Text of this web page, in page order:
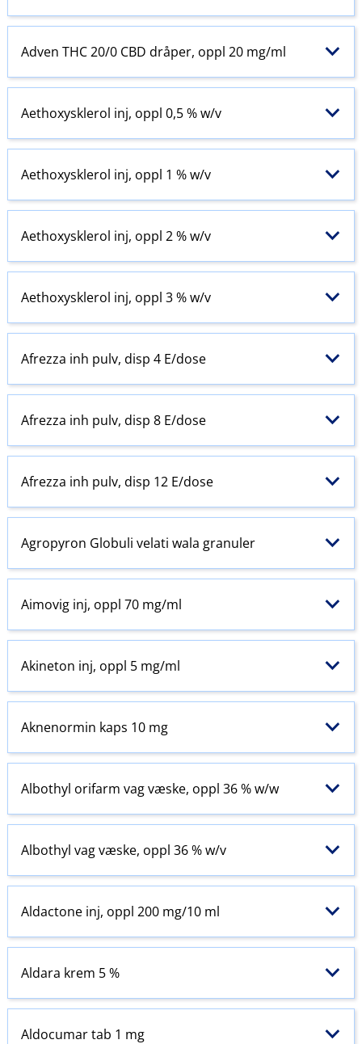
Adven THC 20/0 CBD dråper, oppl 20 mg/ml
Aethoxysklerol inj, oppl 0,5 % w​/​v
Aethoxysklerol inj, oppl 1 % w​/​v
Aethoxysklerol inj, oppl 2 % w​/​v
Aethoxysklerol inj, oppl 3 % w​/​v
Afrezza inh pulv, disp 4 E​/​dose
Afrezza inh pulv, disp 8 E​/​dose
Afrezza inh pulv, disp 12 E​/​dose
Agropyron Globuli velati wala granuler
Aimovig inj, oppl 70 mg/ml
Akineton inj, oppl 5 mg/ml
Aknenormin kaps 10 mg
Albothyl orifarm vag væske, oppl 36 % w​/​w
Albothyl vag væske, oppl 36 % w​/​v
Aldactone inj, oppl 200 mg/10 ml
Aldara krem 5 %
Aldocumar tab 1 mg